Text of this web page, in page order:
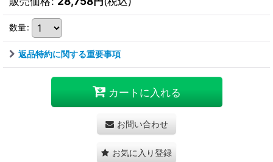
数量:
返品特約に関する重要事項
カートに入れる
お問い合わせ
お気に入り登録